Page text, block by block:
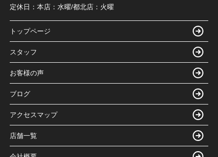
定休日： 本店：水曜/都北店：火曜
トップページ
スタッフ
お客様の声
ブログ
アクセスマップ
店舗一覧